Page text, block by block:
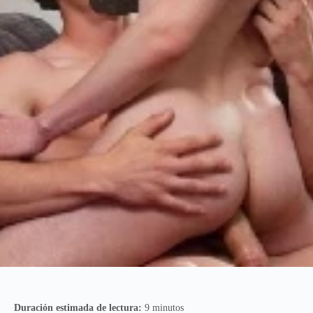
Duración estimada de lectura: 9 minutos